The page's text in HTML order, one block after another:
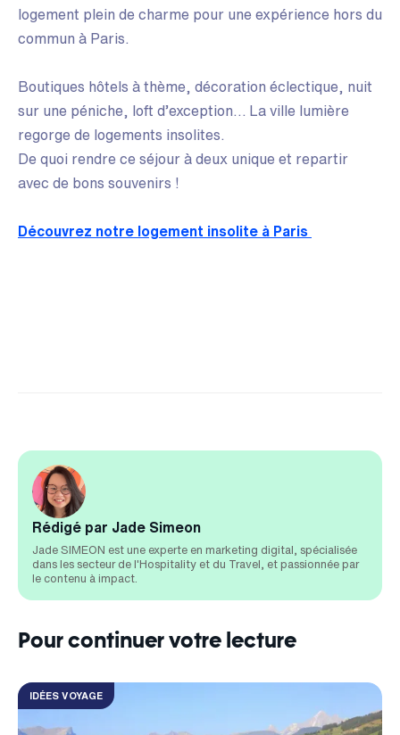
logement plein de charme pour une expérience hors du
commun à Paris.
Boutiques hôtels à thème, décoration éclectique, nuit
sur une péniche, loft d’exception… La ville lumière
regorge de logements insolites.
De quoi rendre ce séjour à deux unique et repartir
avec de bons souvenirs !
Découvrez notre logement insolite à Paris
Rédigé par Jade Simeon
Jade SIMEON est une experte en marketing digital, spécialisée
dans les secteur de l'Hospitality et du Travel, et passionnée par
le contenu à impact.
Pour continuer votre lecture
IDÉES VOYAGE